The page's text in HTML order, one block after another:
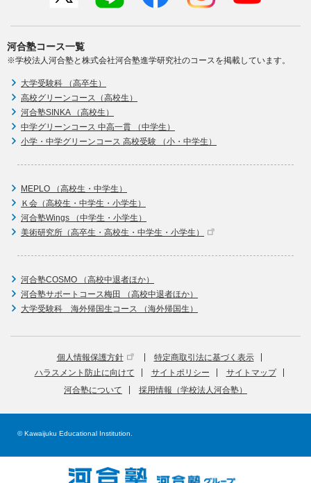
河合塾コース一覧
※学校法人河合塾と株式会社河合塾進学研究社のコースを掲載しています。
大学受験科 （高卒生）
高校グリーンコース（高校生）
河合塾SINKA （高校生）
中学グリーンコース 中高一貫 （中学生）
小学・中学グリーンコース 高校受験 （小・中学生）
MEPLO （高校生・中学生）
Ｋ会（高校生・中学生・小学生）
河合塾Wings （中学生・小学生）
美術研究所（高卒生・高校生・中学生・小学生）
河合塾COSMO （高校中退者ほか）
河合塾サポートコース梅田 （高校中退者ほか）
大学受験科 海外帰国生コース （海外帰国生）
個人情報保護方針
特定商取引法に基づく表示
ハラスメント防止に向けて
サイトポリシー
サイトマップ
河合塾について
採用情報（学校法人河合塾）
© Kawaijuku Educational Institution.